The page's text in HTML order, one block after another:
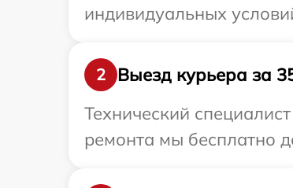
индивидуальных
2
Выезд курьера за
Технический
ремонта мы бесплатно